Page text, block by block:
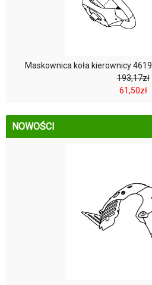
Maskownica koła kierownicy
193,17zł
61,50zł
NOWOŚCI